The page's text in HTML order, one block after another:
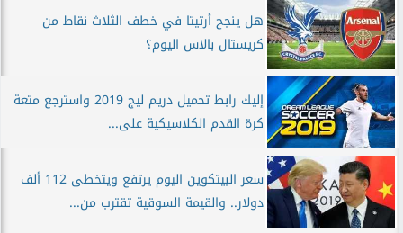
هل ينجح أرتيتا في خطف الثلاث نقاط من
كريستال بالاس اليوم؟
إليك رابط تحميل دريم ليج 2019 واسترجع متعة
كرة القدم الكلاسيكية على...
سعر البيتكوين اليوم يرتفع ويتخطى 112 ألف
دولار.. والقيمة السوقية تقترب من...